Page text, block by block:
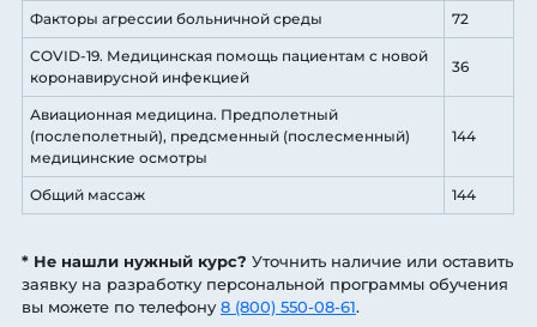
Факторы агрессии больничной среды 72
COVID-19. Медицинская помощь пациентам с новой
коронавирусной инфекцией
36
Авиационная медицина. Предполетный
(послеполетный), предсменный (послесменный)
медицинские осмотры
144
Общий массаж 144
* Не нашли нужный курс? Уточнить наличие или оставить
заявку на разработку персональной программы обучения
вы можете по телефону8 (800) 550-08-61.